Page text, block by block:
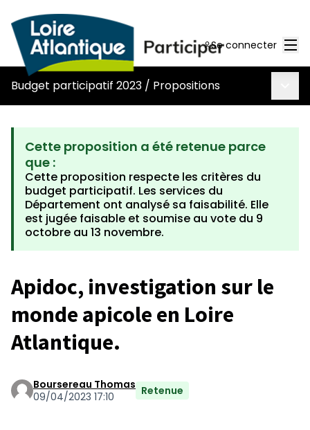
Se connecter
Budget participatif 2023 / Propositions
Cette proposition a été retenue parce
que :
Cette proposition respecte les critères du
budget participatif. Les services du
Département ont analysé sa faisabilité. Elle
est jugée faisable et soumise au vote du 9
octobre au 13 novembre.
Apidoc, investigation sur le
monde apicole en Loire
Atlantique.
Boursereau Thomas
09/04/2023 17:10
Retenue